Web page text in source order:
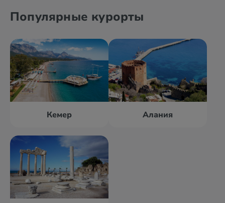
Популярные курорты
Кемер Алания